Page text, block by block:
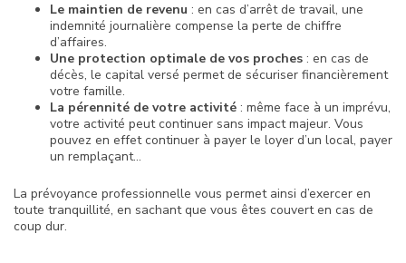
Le maintien de revenu : en cas d’arrêt de travail, une
indemnité journalière compense la perte de chiffre
d’affaires.
Une protection optimale de vos proches : en cas de
décès, le capital versé permet de sécuriser financièrement
votre famille.
La pérennité de votre activité : même face à un imprévu,
votre activité peut continuer sans impact majeur. Vous
pouvez en effet continuer à payer le loyer d’un local, payer
un remplaçant…
La prévoyance professionnelle vous permet ainsi d’exercer en
toute tranquillité, en sachant que vous êtes couvert en cas de
coup dur.